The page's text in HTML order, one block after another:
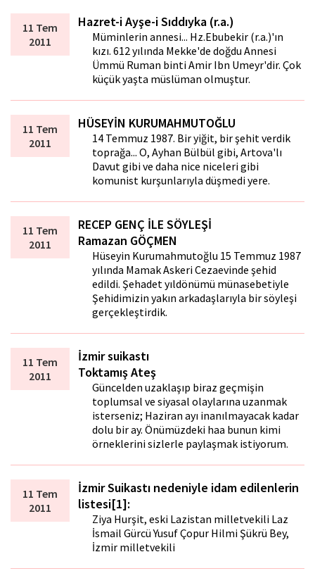
11 Tem
2011
Hazret-i Ayşe-i Sıddıyka (r.a.)
Müminlerin annesi... Hz.Ebubekir (r.a.)'ın
kızı. 612 yılında Mekke'de doğdu Annesi
Ümmü Ruman binti Amir Ibn Umeyr'dir. Çok
küçük yaşta müslüman olmuştur.
11 Tem
2011
HÜSEYİN KURUMAHMUTOĞLU
14 Temmuz 1987. Bir yiğit, bir şehit verdik
toprağa... O, Ayhan Bülbül gibi, Artova'lı
Davut gibi ve daha nice niceleri gibi
komunist kurşunlarıyla düşmedi yere.
11 Tem
2011
RECEP GENÇ İLE SÖYLEŞİ
Ramazan GÖÇMEN
Hüseyin Kurumahmutoğlu 15 Temmuz 1987
yılında Mamak Askeri Cezaevinde şehid
edildi. Şehadet yıldönümü münasebetiyle
Şehidimizin yakın arkadaşlarıyla bir söyleşi
gerçekleştirdik.
11 Tem
2011
İzmir suikastı
Toktamış Ateş
Güncelden uzaklaşıp biraz geçmişin
toplumsal ve siyasal olaylarına uzanmak
isterseniz; Haziran ayı inanılmayacak kadar
dolu bir ay. Önümüzdeki hafta bunun kimi
örneklerini sizlerle paylaşmak istiyorum.
11 Tem
2011
İzmir Suikastı nedeniyle idam edilenlerin
listesi[1]:
Ziya Hurşit, eski Lazistan milletvekili Laz
İsmail Gürcü Yusuf Çopur Hilmi Şükrü Bey,
İzmir milletvekili